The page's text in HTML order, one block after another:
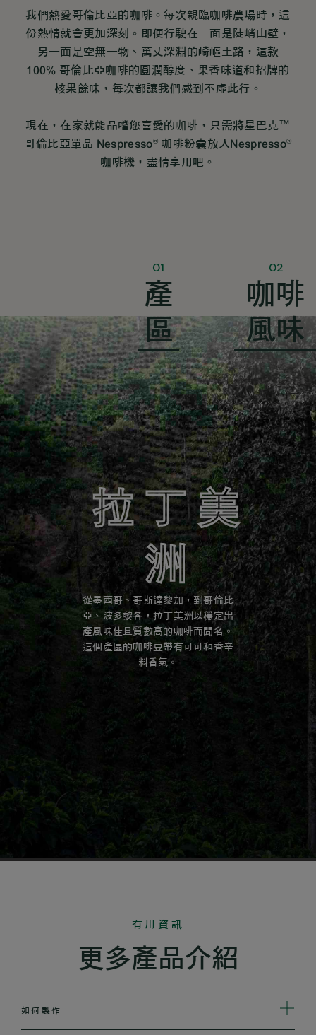
我們熱愛哥倫比亞的咖啡。每次親臨咖啡農場時，這
份熱情就會更加深刻。即便行駛在一面是陡峭山壁，
另一面是空無一物、萬丈深淵的崎嶇土路，這款
100% 哥倫比亞咖啡的圓潤醇度、果香味道和招牌的
核果餘味，每次都讓我們感到不虛此行。
現在，在家就能品嚐您喜愛的咖啡，只需將星巴克™
哥倫比亞單品 Nespresso® 咖啡粉囊放入Nespresso®
咖啡機，盡情享用吧。
01
產
區
02
咖啡
風味
拉丁美
洲
從墨西哥、哥斯達黎加，到哥倫比
亞、波多黎各，拉丁美洲以穩定出
產風味佳且質數高的咖啡而聞名。
這個產區的咖啡豆帶有可可和香辛
料香氣。
平衡並帶有堅果香氣
中度
喜歡平衡、順滑、易入口的咖啡？試試位於烘焙色譜中間的中度烘焙。
了解更多
有用資訊
更多產品介紹
如何製作